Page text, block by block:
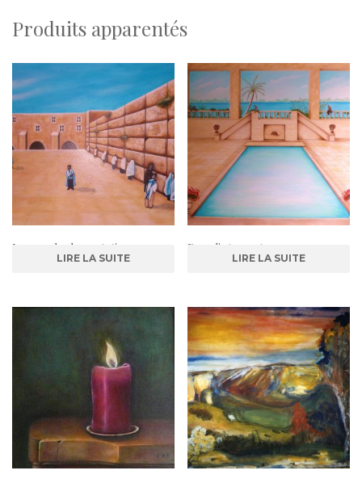
o
k
Produits apparentés
Le mur des lamentations
LIRE LA SUITE
Paradis terrestre
LIRE LA SUITE